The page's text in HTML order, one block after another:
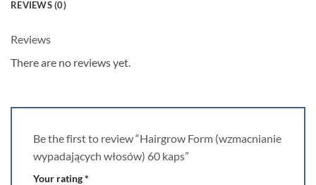
REVIEWS (0)
Reviews
There are no reviews yet.
Be the first to review “Hairgrow Form (wzmacnianie
wypadających włosów) 60 kaps”
Your rating*